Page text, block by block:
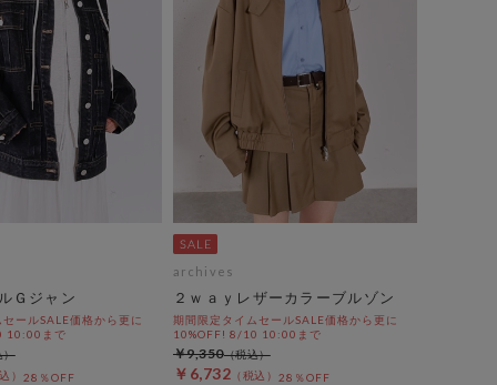
Ｇジャン
ールSALE価格から更に
10:00まで
28％OFF
archives
２ｗａｙレザーカラーブルゾン
期間限定タイムセールSALE価格から更に
10%OFF! 8/10 10:00まで
￥6,732 28％OFF
￥9,350